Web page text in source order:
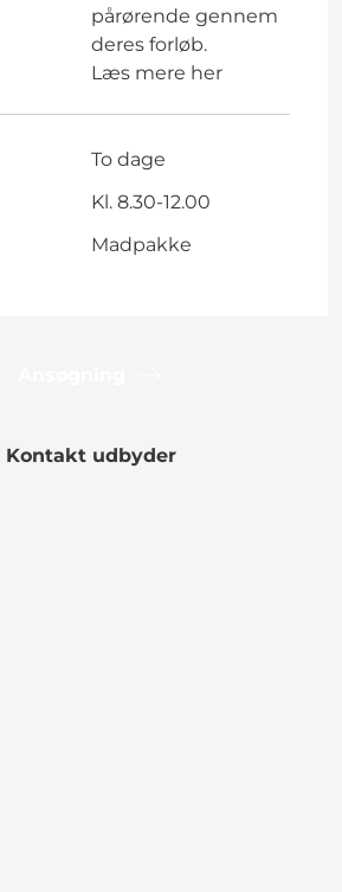
pårørende gennem
deres forløb.
Læs mere her
To dage
Kl. 8.30-12.00
Madpakke
Kontakt udbyder